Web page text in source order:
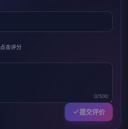
点击评分
0/500
提交评价